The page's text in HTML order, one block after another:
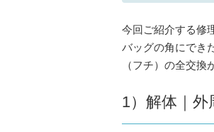
今回ご紹介する修
バッグの角にでき
（フチ）の全交換
1）解体｜外